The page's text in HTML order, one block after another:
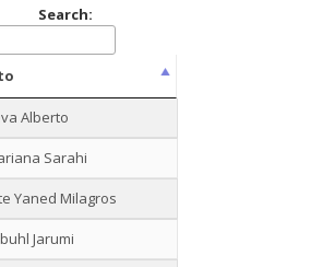
Search:
Alberto
Sarahi
Yaned Milagros
Jarumi